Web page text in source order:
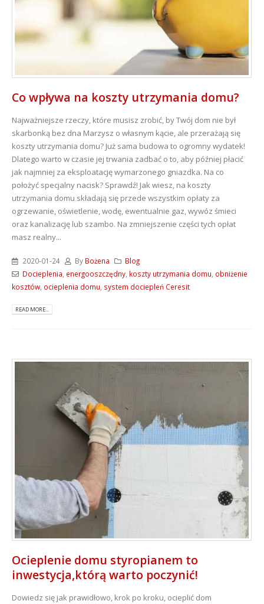
Co wpływa na koszty utrzymania domu?
Najważniejsze rzeczy, które musisz zrobić, by Twój dom nie był
skarbonką bez dna Marzysz o własnym kącie, ale przerażają się
koszty utrzymania domu? Już sama budowa to ogromny wydatek!
Dlatego warto w czasie jej trwania zadbać o to, aby później płacić
jak najmniej za eksploatację wymarzonego gniazdka. Na co
położyć specjalny nacisk? Sprawdź! Jak wiesz, na koszty
utrzymania domu składają się przede wszystkim opłaty za
ogrzewanie, oświetlenie, wodę, ewentualnie gaz, wywóz śmieci
oraz kanalizację lub szambo. Na zmniejszenie części tych opłat
masz realny...
2020-01-24 By Bożena
Blog
Docieplenia, energooszczędny, koszty utrzymania domu, obniżenie
kosztów, ocieplenia domu, system dociepleń Ceresit
READ MORE...
Ocieplenie domu styropianem to
inwestycja,którą warto poczynić!
Dowiedz się jak prawidłowo, krok po kroku, ocieplić dom